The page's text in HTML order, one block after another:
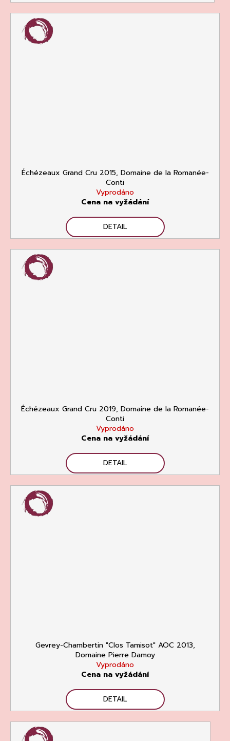
Échézeaux Grand Cru 2015, Domaine de la Romanée-
Conti
Vyprodáno
Cena na vyžádání
DETAIL
Échézeaux Grand Cru 2019, Domaine de la Romanée-
Conti
Vyprodáno
Cena na vyžádání
DETAIL
Gevrey-Chambertin "Clos Tamisot" AOC 2013,
Domaine Pierre Damoy
Vyprodáno
Cena na vyžádání
DETAIL